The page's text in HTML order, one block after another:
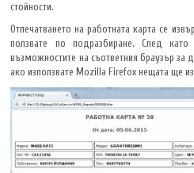
стойности.
Отпечатването на работната карта се
ползвате по подразбиране. След
възможностите на съответния браузър за
ако използвате Mozilla Firefox нещата ще